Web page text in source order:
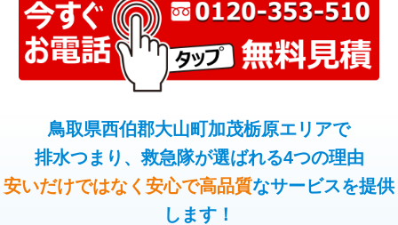
マス交換（深さ50㎝以上） 66,000円
コンクリート斫り（厚さ10㎝まで） 27,500円
コンクリート斫り（厚さ10㎝超え） 38,500円
モルタル補修（厚さ10㎝まで） 27,500円
モルタル補修（厚さ10㎝超え） 38,500円
追加人工 16,500円
追加トーラー機使用/3m超え +3,300円
カメラ調査 33,000円
止水・漏水調査・防水処理・清掃・修
理・調整・分解・加工など（軽作業）
11,000円
止水・漏水調査・防水処理・清掃・修
理・調整・分解・加工など（中作業）
22,000円
鳥取県西伯郡大山町加茂栃原エリアで
排水つまり、救急隊が選ばれる4つの理由
安いだけではなく安心で高品質なサービスを提供
します！